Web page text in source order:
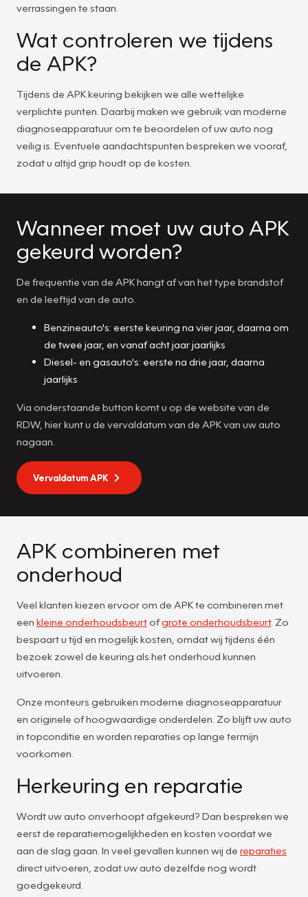
verrassingen te staan.
Wat controleren we tijdens
de APK?
Tijdens de APK keuring bekijken we alle wettelijke
verplichte punten. Daarbij maken we gebruik van moderne
diagnoseapparatuur om te beoordelen of uw auto nog
veilig is. Eventuele aandachtspunten bespreken we vooraf,
zodat u altijd grip houdt op de kosten.
Wanneer moet uw auto APK
gekeurd worden?
De frequentie van de APK hangt af van het type brandstof
en de leeftijd van de auto.
Benzineauto's: eerste keuring na vier jaar, daarna om
de twee jaar, en vanaf acht jaar jaarlijks
Diesel- en gasauto's: eerste na drie jaar, daarna
jaarlijks
Via onderstaande button komt u op de website van de
RDW, hier kunt u de vervaldatum van de APK van uw auto
nagaan.
Vervaldatum APK
APK combineren met
onderhoud
Veel klanten kiezen ervoor om de APK te combineren met
een kleine onderhoudsbeurtofgrote onderhoudsbeurt. Zo
bespaart u tijd en mogelijk kosten, omdat wij tijdens één
bezoek zowel de keuring als het onderhoud kunnen
uitvoeren.
Onze monteurs gebruiken moderne diagnoseapparatuur
en originele of hoogwaardige onderdelen. Zo blijft uw auto
in topconditie en worden reparaties op lange termijn
voorkomen.
Herkeuring en reparatie
Wordt uw auto onverhoopt afgekeurd? Dan bespreken we
eerst de reparatiemogelijkheden en kosten voordat we
aan de slag gaan. In veel gevallen kunnen wij de reparaties
direct uitvoeren, zodat uw auto dezelfde nog wordt
goedgekeurd.